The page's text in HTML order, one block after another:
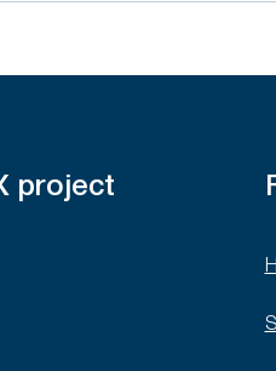
project